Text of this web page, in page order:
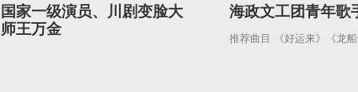
国家一级演员、川剧变脸大
师王万金
海政文工团青年歌
推荐曲目 《好运来》《龙